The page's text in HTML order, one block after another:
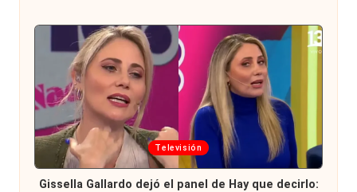
Publicada
en
Televisión
Gissella Gallardo dejó el panel de Hay que decirlo: